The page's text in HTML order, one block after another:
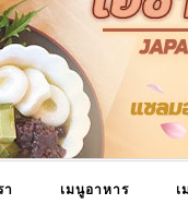
า เมนูอาหาร เ